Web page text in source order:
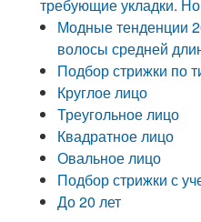
требующие укладки.
Модные тенденции
волосы средней
Подбор стрижки по
Круглое лицо
Треугольное лицо
Квадратное лицо
Овальное лицо
Подбор стрижки с
До 20 лет